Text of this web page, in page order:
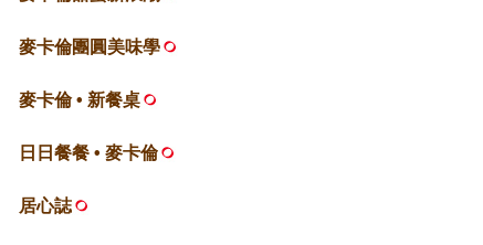
麥卡倫團圓美味學
麥卡倫 • 新餐桌
日日餐餐 • 麥卡倫
居心誌